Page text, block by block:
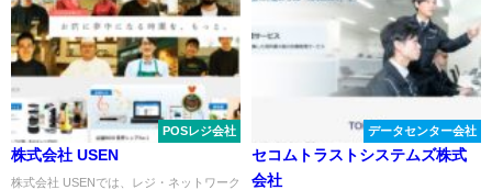
POSレジ会社
株式会社 USEN
株式会社 USENでは、レジ・ネットワーク
データセンター会社
セコムトラストシステムズ株式
会社